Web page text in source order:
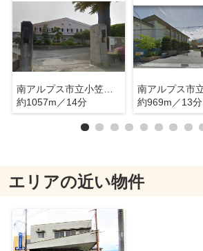
南アルプス市立小笠原小学校
約1057m／14分
約969m／13分
エリアの近い物件